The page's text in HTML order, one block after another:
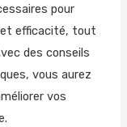
pour
efficacité, tout
des conseils
vous aurez
vos